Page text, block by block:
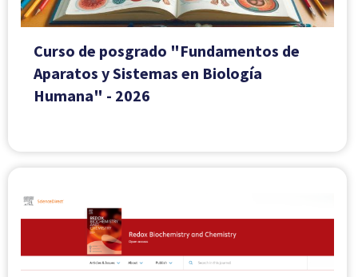
Curso de posgrado "Fundamentos de
Aparatos y Sistemas en Biología
Humana" - 2026